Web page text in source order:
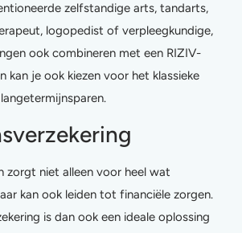
zelfstandige arts, tandarts,
logopedist of verpleegkundige,
ook combineren met een RIZIV-
kan je ook kiezen voor het klassieke
zorgt niet alleen voor heel wat
kan ook leiden tot financiële zorgen.
is dan ook een ideale oplossing